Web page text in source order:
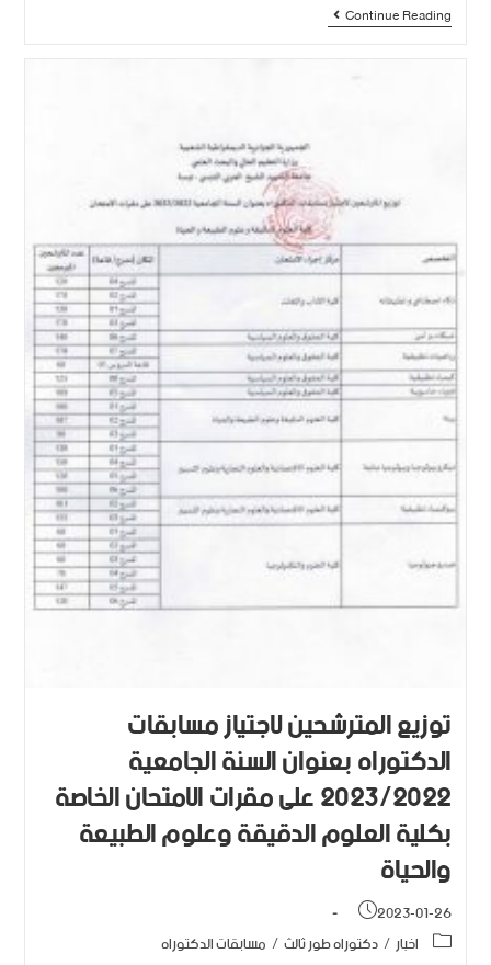
Continue Reading
توزيع المترشحين لاجتياز مسابقات
الدكتوراه بعنوان السنة الجامعية
2023/2022 على مقرات الامتحان الخاصة
بكلية العلوم الدقيقة وعلوم الطبيعة
والحياة
2023-01-26
اخبار/دكتوراه طور ثالث/ مسابقات الدكتوراه